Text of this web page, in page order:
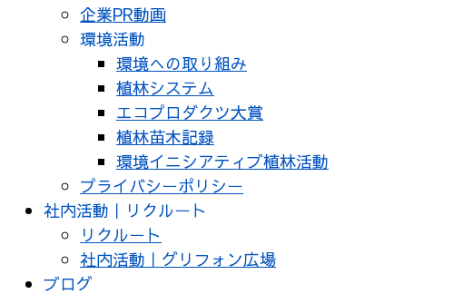
企業PR動画
環境活動
環境への取り組み
植林システム
エコプロダクツ大賞
植林苗木記録
環境イニシアティブ植林活動
プライバシーポリシー
社内活動｜リクルート
リクルート
社内活動｜グリフォン広場
ブログ